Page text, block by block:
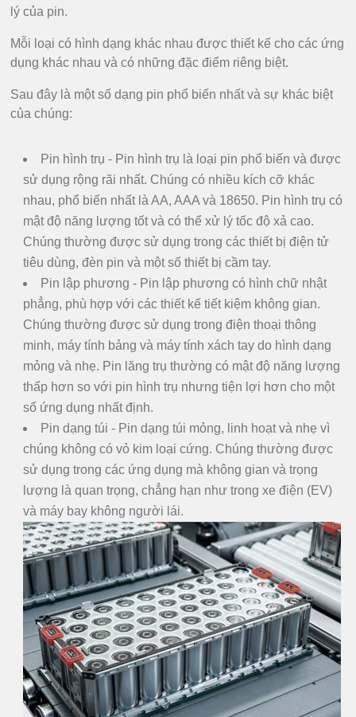
lý của pin.
Mỗi loại có hình dạng khác nhau được thiết kế cho các ứng
dụng khác nhau và có những đặc điểm riêng biệt.
Sau đây là một số dạng pin phổ biến nhất và sự khác biệt
của chúng:
Pin hình trụ - Pin hình trụ là loại pin phổ biến và được
sử dụng rộng rãi nhất. Chúng có nhiều kích cỡ khác
nhau, phổ biến nhất là AA, AAA và 18650. Pin hình trụ có
mật độ năng lượng tốt và có thể xử lý tốc độ xả cao.
Chúng thường được sử dụng trong các thiết bị điện tử
tiêu dùng, đèn pin và một số thiết bị cầm tay.
Pin lập phương - Pin lập phương có hình chữ nhật
phẳng, phù hợp với các thiết kế tiết kiệm không gian.
Chúng thường được sử dụng trong điện thoại thông
minh, máy tính bảng và máy tính xách tay do hình dạng
mỏng và nhẹ. Pin lăng trụ thường có mật độ năng lượng
thấp hơn so với pin hình trụ nhưng tiện lợi hơn cho một
số ứng dụng nhất định.
Pin dạng túi - Pin dạng túi mỏng, linh hoạt và nhẹ vì
chúng không có vỏ kim loại cứng. Chúng thường được
sử dụng trong các ứng dụng mà không gian và trọng
lượng là quan trọng, chẳng hạn như trong xe điện (EV)
và máy bay không người lái.